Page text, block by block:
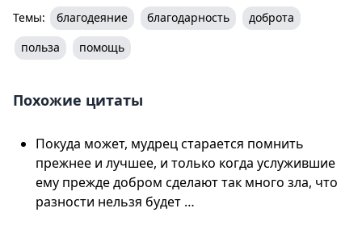
Темы: благодеяние благодарность
доброта
польза
помощь
Похожие цитаты
Покуда может, мудрец старается помнить
прежнее и лучшее, и только когда услужившие
ему прежде добром сделают так много зла, что
разности нельзя будет …